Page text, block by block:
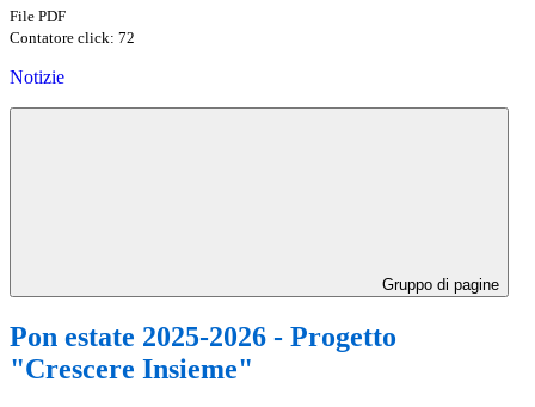
File PDF
Contatore click: 72
Notizie
Gruppo di pagine
Pon estate 2025-2026 - Progetto
"Crescere Insieme"